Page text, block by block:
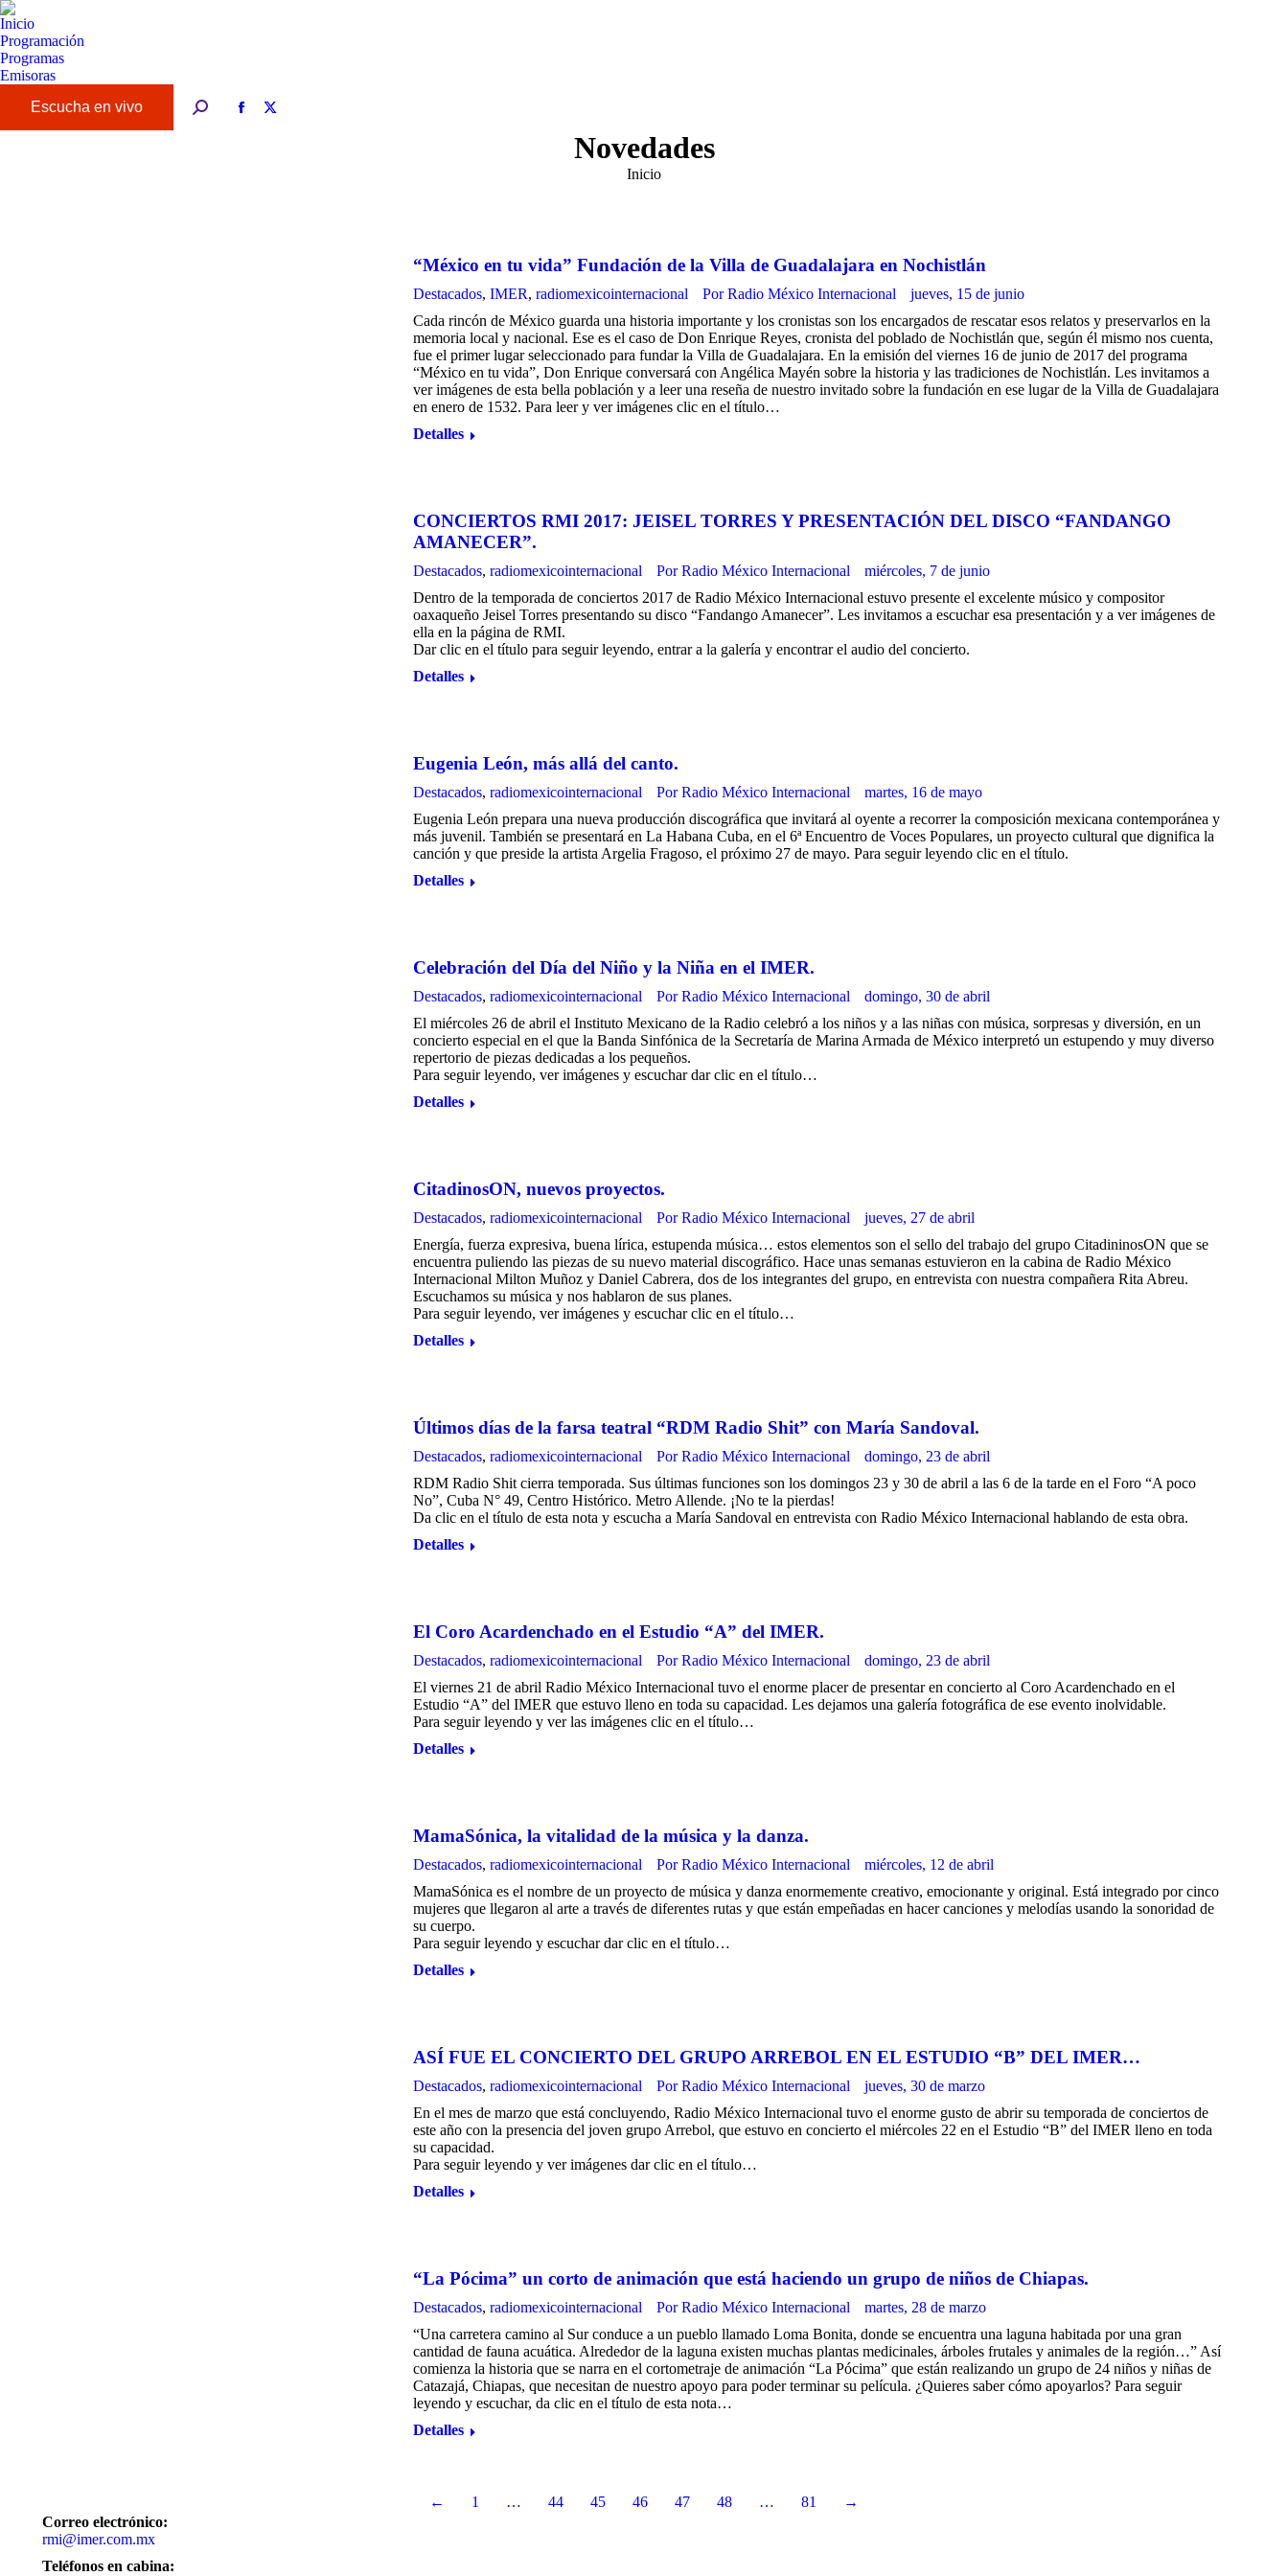
Inicio
Programación
Programas
Emisoras
Buscar:
Facebook
X
Novedades
Estás aquí:
Inicio
“México en tu vida” Fundación de la Villa de Guadalajara en Nochistlán
Destacados, IMER, radiomexicointernacional PorRadio México Internacional
jueves, 15 de junio
Cada rincón de México guarda una historia importante y los cronistas son los encargados de rescatar esos relatos y preservarlos en la
memoria local y nacional. Ese es el caso de Don Enrique Reyes, cronista del poblado de Nochistlán que, según él mismo nos cuenta,
fue el primer lugar seleccionado para fundar la Villa de Guadalajara. En la emisión del viernes 16 de junio de 2017 del programa
“México en tu vida”, Don Enrique conversará con Angélica Mayén sobre la historia y las tradiciones de Nochistlán. Les invitamos a
ver imágenes de esta bella población y a leer una reseña de nuestro invitado sobre la fundación en ese lugar de la Villa de Guadalajara
en enero de 1532. Para leer y ver imágenes clic en el título…
Detalles
CONCIERTOS RMI 2017: JEISEL TORRES Y PRESENTACIÓN DEL DISCO “FANDANGO
AMANECER”.
Destacados, radiomexicointernacional PorRadio México Internacional
miércoles, 7 de junio
Dentro de la temporada de conciertos 2017 de Radio México Internacional estuvo presente el excelente músico y compositor
oaxaqueño Jeisel Torres presentando su disco “Fandango Amanecer”. Les invitamos a escuchar esa presentación y a ver imágenes de
ella en la página de RMI.
Dar clic en el título para seguir leyendo, entrar a la galería y encontrar el audio del concierto.
Detalles
Eugenia León, más allá del canto.
Destacados, radiomexicointernacional PorRadio México Internacional
martes, 16 de mayo
Eugenia León prepara una nueva producción discográfica que invitará al oyente a recorrer la composición mexicana contemporánea y
más juvenil. También se presentará en La Habana Cuba, en el 6ª Encuentro de Voces Populares, un proyecto cultural que dignifica la
canción y que preside la artista Argelia Fragoso, el próximo 27 de mayo. Para seguir leyendo clic en el título.
Detalles
Celebración del Día del Niño y la Niña en el IMER.
Destacados, radiomexicointernacional PorRadio México Internacional
domingo, 30 de abril
El miércoles 26 de abril el Instituto Mexicano de la Radio celebró a los niños y a las niñas con música, sorpresas y diversión, en un
concierto especial en el que la Banda Sinfónica de la Secretaría de Marina Armada de México interpretó un estupendo y muy diverso
repertorio de piezas dedicadas a los pequeños.
Para seguir leyendo, ver imágenes y escuchar dar clic en el título…
Detalles
CitadinosON, nuevos proyectos.
Destacados, radiomexicointernacional PorRadio México Internacional
jueves, 27 de abril
Energía, fuerza expresiva, buena lírica, estupenda música… estos elementos son el sello del trabajo del grupo CitadininosON que se
encuentra puliendo las piezas de su nuevo material discográfico. Hace unas semanas estuvieron en la cabina de Radio México
Internacional Milton Muñoz y Daniel Cabrera, dos de los integrantes del grupo, en entrevista con nuestra compañera Rita Abreu.
Escuchamos su música y nos hablaron de sus planes.
Para seguir leyendo, ver imágenes y escuchar clic en el título…
Detalles
Últimos días de la farsa teatral “RDM Radio Shit” con María Sandoval.
Destacados, radiomexicointernacional PorRadio México Internacional
domingo, 23 de abril
RDM Radio Shit cierra temporada. Sus últimas funciones son los domingos 23 y 30 de abril a las 6 de la tarde en el Foro “A poco
No”, Cuba N° 49, Centro Histórico. Metro Allende. ¡No te la pierdas!
Da clic en el título de esta nota y escucha a María Sandoval en entrevista con Radio México Internacional hablando de esta obra.
Detalles
El Coro Acardenchado en el Estudio “A” del IMER.
Destacados, radiomexicointernacional PorRadio México Internacional
domingo, 23 de abril
El viernes 21 de abril Radio México Internacional tuvo el enorme placer de presentar en concierto al Coro Acardenchado en el
Estudio “A” del IMER que estuvo lleno en toda su capacidad. Les dejamos una galería fotográfica de ese evento inolvidable.
Para seguir leyendo y ver las imágenes clic en el título…
Detalles
MamaSónica, la vitalidad de la música y la danza.
Destacados, radiomexicointernacional PorRadio México Internacional
miércoles, 12 de abril
MamaSónica es el nombre de un proyecto de música y danza enormemente creativo, emocionante y original. Está integrado por cinco
mujeres que llegaron al arte a través de diferentes rutas y que están empeñadas en hacer canciones y melodías usando la sonoridad de
su cuerpo.
Para seguir leyendo y escuchar dar clic en el título…
Detalles
ASÍ FUE EL CONCIERTO DEL GRUPO ARREBOL EN EL ESTUDIO “B” DEL IMER…
Destacados, radiomexicointernacional PorRadio México Internacional
jueves, 30 de marzo
En el mes de marzo que está concluyendo, Radio México Internacional tuvo el enorme gusto de abrir su temporada de conciertos de
este año con la presencia del joven grupo Arrebol, que estuvo en concierto el miércoles 22 en el Estudio “B” del IMER lleno en toda
su capacidad.
Para seguir leyendo y ver imágenes dar clic en el título…
Detalles
“La Pócima” un corto de animación que está haciendo un grupo de niños de Chiapas.
Destacados, radiomexicointernacional PorRadio México Internacional
martes, 28 de marzo
“Una carretera camino al Sur conduce a un pueblo llamado Loma Bonita, donde se encuentra una laguna habitada por una gran
cantidad de fauna acuática. Alrededor de la laguna existen muchas plantas medicinales, árboles frutales y animales de la región…” Así
comienza la historia que se narra en el cortometraje de animación “La Pócima” que están realizando un grupo de 24 niños y niñas de
Catazajá, Chiapas, que necesitan de nuestro apoyo para poder terminar su película. ¿Quieres saber cómo apoyarlos? Para seguir
leyendo y escuchar, da clic en el título de esta nota…
Detalles
← 1 … 44 45 46 47 48 … 81
→
Correo electrónico:
rmi@imer.com.mx
Teléfonos en cabina: